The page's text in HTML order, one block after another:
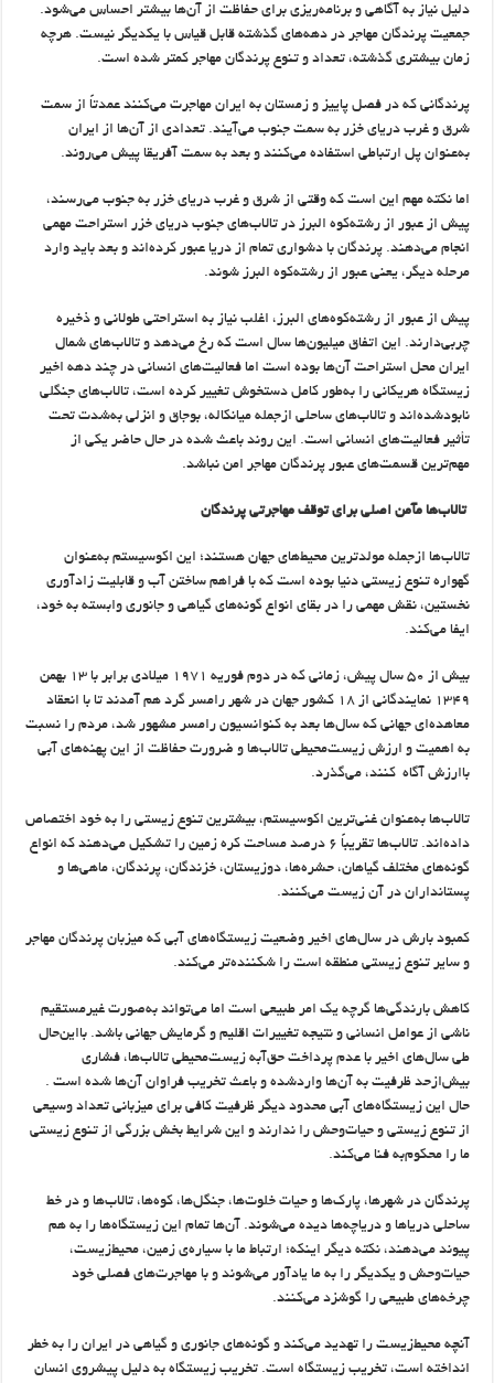
دلیل نیاز به آگاهی و برنامه‌ریزی برای حفاظت از آن‌ها بیشتر احساس می‌شود.
جمعیت پرندگان مهاجر در دهه‌های گذشته قابل قیاس با یکدیگر نیست. هرچه
زمان بیشتری گذشته، تعداد و تنوع پرندگان مهاجر کمتر شده است.
پرندگانی که در فصل پاییز و زمستان به ایران مهاجرت می‌کنند عمدتاً از سمت
شرق و غرب دریای خزر به سمت جنوب می‌آیند. تعدادی از آن‌ها از ایران
به‌عنوان پل ارتباطی استفاده می‌کنند و بعد به سمت آفریقا پیش می‌روند.
اما نکته مهم این است که وقتی از شرق و غرب دریای خزر به جنوب می‌رسند،
پیش از عبور از رشته‌کوه البرز در تالاب‌های جنوب دریای خزر استراحت مهمی
انجام می‌دهند. پرندگان با دشواری تمام از دریا عبور کرده‌اند و بعد باید وارد
مرحله دیگر، یعنی عبور از رشته‌کوه البرز شوند.
پیش از عبور از رشته‌کوه‌های البرز، اغلب نیاز به استراحتی طولانی و ذخیره
چربی‌دارند. این اتفاق میلیون‌ها سال است که رخ می‌دهد و تالاب‌های شمال
ایران محل استراحت آن‌ها بوده است اما فعالیت‌های انسانی در چند دهه اخیر
زیستگاه هریکانی را به‌طور کامل دستخوش تغییر کرده‌ است، تالاب‌های جنگلی
نابودشده‌اند و تالاب‌های ساحلی ازجمله میانکاله، بوجاق و انزلی به‌شدت تحت
تأثیر فعالیت‌های انسانی است. این روند باعث شده در حال حاضر یکی از
مهم‌ترین قسمت‌های عبور پرندگان مهاجر امن نباشد.
تالاب‌ها مآمن اصلی برای توقف مهاجرتی پرندگان
تالاب‌ها ازجمله مولدترین محیط‌های جهان هستند؛ این اکوسیستم به‌عنوان
گهواره تنوع زیستی دنیا بوده است که با فراهم ساختن آب و قابلیت زادآوری
نخستین، نقش مهمی را در بقای انواع گونه‌های گیاهی و جانوری وابسته به خود،
ایفا می‌کند.
بیش از ۵۰ سال پیش، زمانی که در دوم فوریه ۱۹۷۱ میلادی برابر با ۱۳ بهمن
۱۳۴۹ نمایندگانی از ۱۸ کشور جهان در شهر رامسر گرد هم آمدند تا با انعقاد
معاهده‌ای جهانی که سال‌ها بعد به کنوانسیون رامسر مشهور شد، مردم را نسبت
به اهمیت و ارزش زیست‌محیطی تالاب‌ها و ضرورت حفاظت از این پهنه‌های آبی
باارزش آگاه کنند، می‌گذرد.
تالاب‌ها به‌عنوان غنی‌ترین اکوسیستم، بیشترین تنوع زیستی را به خود اختصاص
داده‌اند. تالاب‌ها تقریباً ۶ درصد مساحت کره زمین را تشکیل می‌دهند که انواع
گونه‌های مختلف گیاهان، حشره‌ها، دوزیستان، خزندگان، پرندگان، ماهی‌ها و
پستانداران در آن زیست می‌کنند.
کمبود بارش در سال‌های اخیر وضعیت زیستگاه‌های آبی که میزبان ‌پرندگان مهاجر
و سایر تنوع زیستی منطقه است را شکننده‌تر می‌کند.
کاهش بارندگی‌ها گرچه یک امر طبیعی است اما می‌تواند به‌صورت غیرمستقیم
ناشی از عوامل انسانی و نتیجه تغییرات اقلیم و گرمایش جهانی باشد. بااین‌حال
طی سال‌های اخیر با عدم ‌پرداخت حق‌آبه زیست‌محیطی تالاب‌ها، فشاری
بیش‌ازحد ظرفیت به آن‌ها واردشده و باعث تخریب فراوان آن‌ها شده است .
حال این زیستگاه‌های آبی محدود دیگر ظرفیت کافی برای میزبانی تعداد وسیعی
از تنوع زیستی و حیات‌وحش را ندارند و این شرایط بخش بزرگی از تنوع زیستی
ما را محکوم‌به فنا می‌کند.
پرندگان در شهرها، پارک‌ها و حیات خلوت‌ها، جنگل‌ها، کوه‌ها، تالا‌ب‌ها و در خط
ساحلی دریاها و دریاچه‌ها دیده می‌شوند. آن‌ها تمام این زیستگاه‌ها را به هم
پیوند می‌دهند، نکته دیگر اینکه؛ ارتباط ما با سیاره‌ی زمین، محیط‌زیست،
حیات‌وحش و یکدیگر را به ما یادآور می‌شوند و با مهاجرت‌های فصلی خود
چرخه‌های طبیعی را گوشزد می‌کنند.
آنچه محیط‌زیست را تهدید می‌کند و گونه‌های جانوری و گیاهی در ایران را به خطر
انداخته است، تخریب زیستگاه است. تخریب زیستگاه به دلیل پیشروی انسان